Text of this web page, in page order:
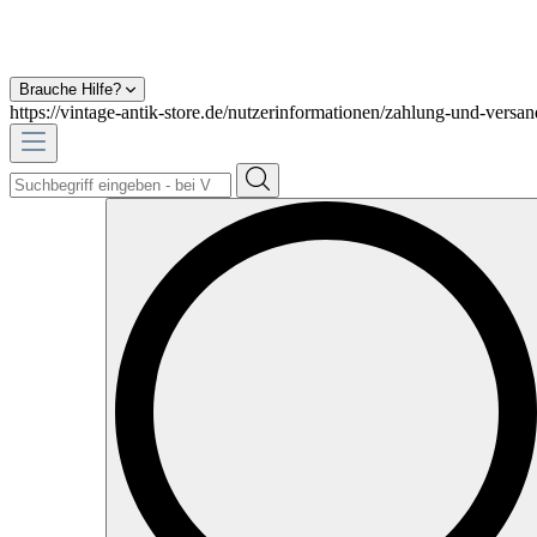
Brauche Hilfe?
https://vintage-antik-store.de/nutzerinformationen/zahlung-und-